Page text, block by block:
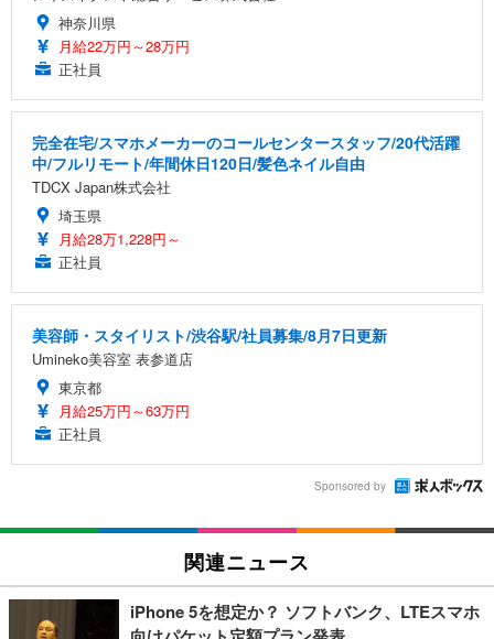
神奈川県
月給22万円～28万円
正社員
完全在宅/スマホメーカーのコールセンタースタッフ/20代活躍
中/フルリモート/年間休日120日/髪色ネイル自由
TDCX Japan株式会社
埼玉県
月給28万1,228円～
正社員
美容師・スタイリスト/渋谷駅/社員募集/8月7日更新
Umineko美容室 表参道店
東京都
月給25万円～63万円
正社員
Sponsored by
関連ニュース
iPhone 5を想定か？ ソフトバンク、LTEスマホ